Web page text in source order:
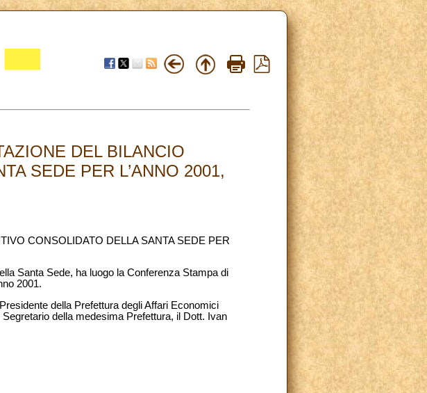
DEL BILANCIO
SEDE PER L’ANNO 2001,
CONSOLIDATO DELLA SANTA SEDE PER
Santa Sede, ha luogo la Conferenza Stampa di
2001.
della Prefettura degli Affari Economici
della medesima Prefettura, il Dott. Ivan